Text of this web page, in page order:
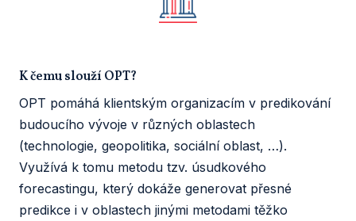
K čemu slouží OPT?
OPT pomáhá klientským organizacím v predikování
budoucího vývoje v různých oblastech
(technologie, geopolitika, sociální oblast, …).
Využívá k tomu metodu tzv. úsudkového
forecastingu, který dokáže generovat přesné
predikce i v oblastech jinými metodami těžko